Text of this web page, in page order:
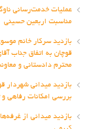
عملیات خدمت‌رسانی
مناسبت اربعین حسینی
بازدید سرکار خانم
قوچان به اتفاق جناب
محترم دادستانی و
بازدید میدانی شهردار
بررسی امکانات رفاهی
بازدید میدانی از